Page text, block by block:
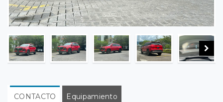
CONTACTO Equipamiento